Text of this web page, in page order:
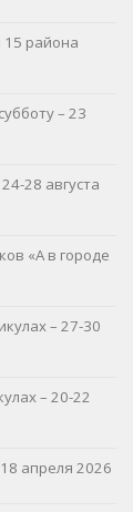
15 района
– 23
28 августа
«А в городе
– 27-30
– 20-22
апреля 2026